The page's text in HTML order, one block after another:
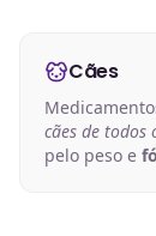
Cães
cães de todos
pelo peso e